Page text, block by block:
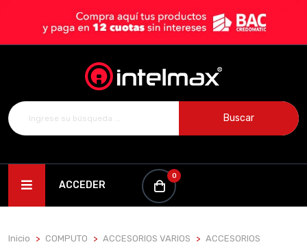
Buscar
ACCEDER
0
Inicio COMPUTO ACCESORIOS VARIOS
ACCESORIOS